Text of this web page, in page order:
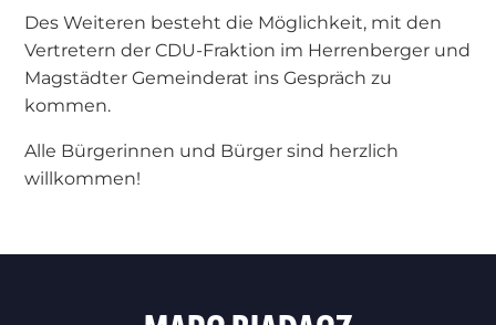
Des Weiteren besteht die Möglichkeit, mit den
Vertretern der CDU-Fraktion im Herrenberger und
Magstädter Gemeinderat ins Gespräch zu
kommen.
Alle Bürgerinnen und Bürger sind herzlich
willkommen!